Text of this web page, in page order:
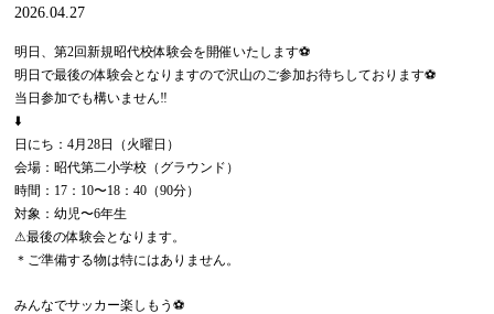
2026.04.27
明日、第2回新規昭代校体験会を開催いたします⚽️
明日で最後の体験会となりますので沢山のご参加お待ちしております⚽️
当日参加でも構いません‼️
⬇️
日にち：4月28日（火曜日）
会場：昭代第二小学校（グラウンド）
時間：17：10〜18：40（90分）
対象：幼児〜6年生
⚠︎最後の体験会となります。
＊ご準備する物は特にはありません。
みんなでサッカー楽しもう⚽️